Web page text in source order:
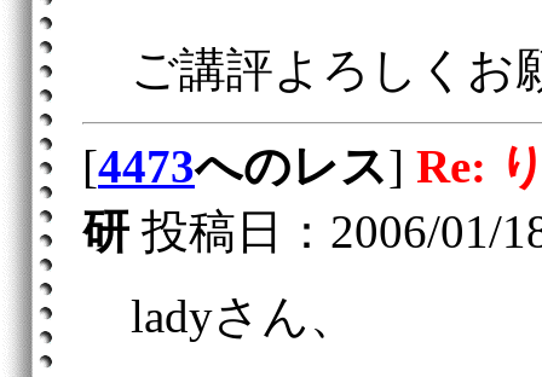
ご講評よろしくお
[4473へのレス] Re:
研 投稿日：2006/01/
ladyさん、